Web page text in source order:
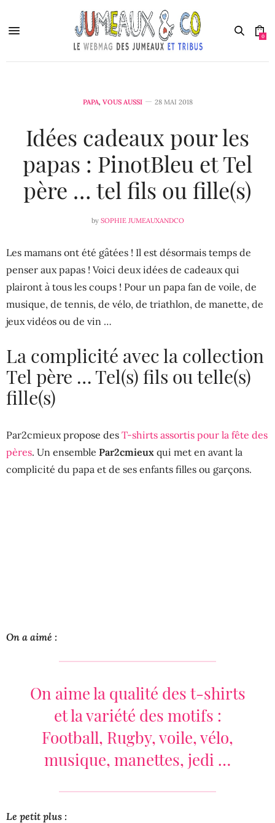
0
PAPA, VOUS AUSSI 28 MAI 2018
Idées cadeaux pour les
papas : PinotBleu et Tel
père … tel fils ou fille(s)
by SOPHIE JUMEAUXANDCO
Les mamans ont été gâtées ! Il est désormais temps de
penser aux papas ! Voici deux idées de cadeaux qui
plairont à tous les coups ! Pour un papa fan de voile, de
musique, de tennis, de vélo, de triathlon, de manette, de
jeux vidéos ou de vin …
La complicité avec la collection
Tel père … Tel(s) fils ou telle(s)
fille(s)
Par2cmieux propose des T-shirts assortis pour la fête des
pères. Un ensemble Par2cmieux qui met en avant la
complicité du papa et de ses enfants filles ou garçons.
On a aimé :
On aime la qualité des t-shirts
et la variété des motifs :
Football, Rugby, voile, vélo,
musique, manettes, jedi …
Le petit plus :